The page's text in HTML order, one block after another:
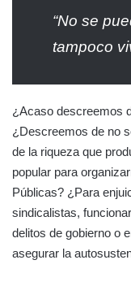
“No se
tampoco
¿Acaso descreemos
¿Descreemos de no
de la riqueza que
popular para
Públicas? ¿Para
sindicalistas,
delitos de gobierno o
asegurar la